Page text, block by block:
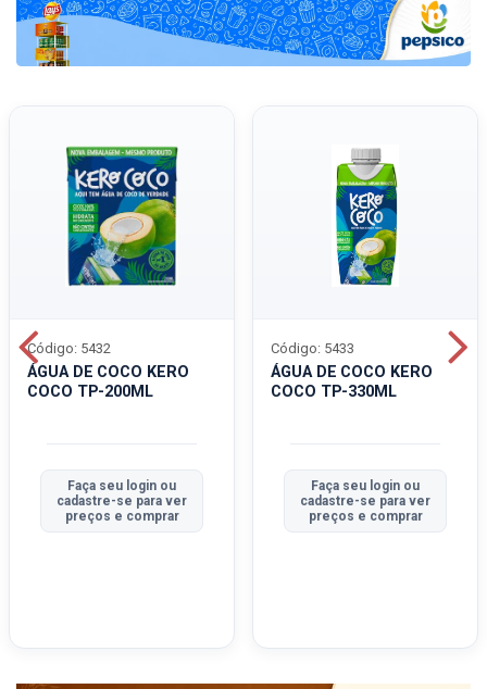
ÁGUA DE COCO KERO
COCO TP-200ML
Código: 5432
Faça seu login ou
cadastre-se para ver
preços e comprar
ÁGUA DE COCO KERO
COCO TP-330ML
Código: 5433
Faça seu login ou
cadastre-se para ver
preços e comprar